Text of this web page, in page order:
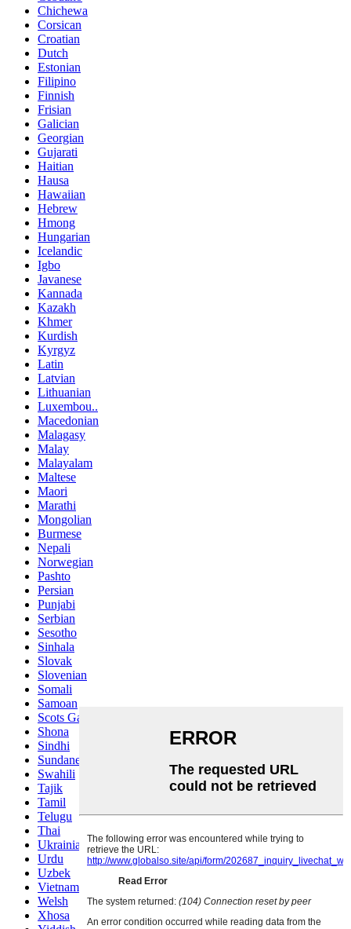
Chichewa
Corsican
Croatian
Dutch
Estonian
Filipino
Finnish
Frisian
Galician
Georgian
Gujarati
Haitian
Hausa
Hawaiian
Hebrew
Hmong
Hungarian
Icelandic
Igbo
Javanese
Kannada
Kazakh
Khmer
Kurdish
Kyrgyz
Latin
Latvian
Lithuanian
Luxembou..
Macedonian
Malagasy
Malay
Malayalam
Maltese
Maori
Marathi
Mongolian
Burmese
Nepali
Norwegian
Pashto
Persian
Punjabi
Serbian
Sesotho
Sinhala
Slovak
Slovenian
Somali
Samoan
Scots Gaelic
Shona
Sindhi
Sundanese
Swahili
Tajik
Tamil
Telugu
Thai
Ukrainian
Urdu
Uzbek
Vietnamese
Welsh
Xhosa